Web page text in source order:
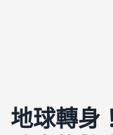
地球轉身